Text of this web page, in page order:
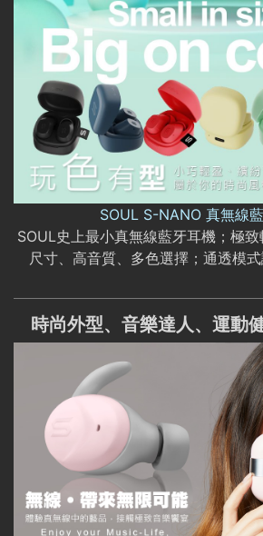
SOUL S-NANO 真無線
SOUL史上最小真無線藍牙耳機；極
尺寸、高音質、多色選擇；通透模
時尚外型、音樂達人、運動